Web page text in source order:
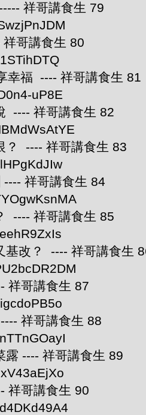
祥哥講食生 79
哥講食生 80
幸福 ---- 祥哥講食生 81
uP8E
---- 祥哥講食生 82
？ ---- 祥哥講食生 83
祥哥講食生 84
---- 祥哥講食生 85
基改？ ---- 祥哥講食生
祥哥講食生 87
祥哥講食生 88
露 ---- 祥哥講食生 89
祥哥講食生 90